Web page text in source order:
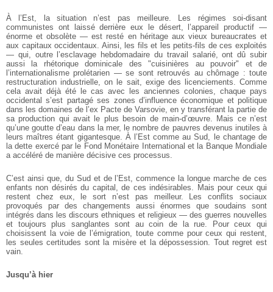
À l’Est, la situation n’est pas meilleure. Les régimes soi-disant
communistes ont laissé derrière eux le désert, l’appareil productif —
énorme et obsolète — est resté en héritage aux vieux bureaucrates et
aux capitaux occidentaux. Ainsi, les fils et les petits-fils de ces exploités
— qui, outre l’esclavage hebdomadaire du travail salarié, ont dû subir
aussi la rhétorique dominicale des "cuisinières au pouvoir" et de
l’internationalisme prolétarien — se sont retrouvés au chômage : toute
restructuration industrielle, on le sait, exige des licenciements. Comme
cela avait déjà été le cas avec les anciennes colonies, chaque pays
occidental s’est partagé ses zones d’influence économique et politique
dans les domaines de l’ex Pacte de Varsovie, en y transférant la partie de
sa production qui avait le plus besoin de main-d’œuvre. Mais ce n’est
qu’une goutte d’eau dans la mer, le nombre de pauvres devenus inutiles à
leurs maîtres étant gigantesque. À l’Est comme au Sud, le chantage de
la dette exercé par le Fond Monétaire International et la Banque Mondiale
a accéléré de manière décisive ces processus.
C’est ainsi que, du Sud et de l’Est, commence la longue marche de ces
enfants non désirés du capital, de ces indésirables. Mais pour ceux qui
restent chez eux, le sort n’est pas meilleur. Les conflits sociaux
provoqués par des changements aussi énormes que soudains sont
intégrés dans les discours ethniques et religieux — des guerres nouvelles
et toujours plus sanglantes sont au coin de la rue. Pour ceux qui
choisissent la voie de l’émigration, toute comme pour ceux qui restent,
les seules certitudes sont la misère et la dépossession. Tout regret est
vain.
Jusqu’à hier